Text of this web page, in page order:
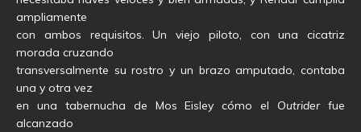
ampliamente
con ambos requisitos. Un viejo piloto, con una cicatriz
morada cruzando
transversalmente su rostro y un brazo amputado, contaba
una y otra vez
en una tabernucha de Mos Eisley cómo el Outriderfue
alcanzado